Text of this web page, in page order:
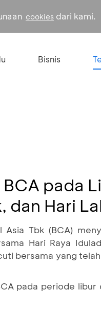
cookies dari kami.
Bisnis
pada
dan Hari
Asia Tbk (BCA)
Hari Raya
bersama yang
pada periode libur